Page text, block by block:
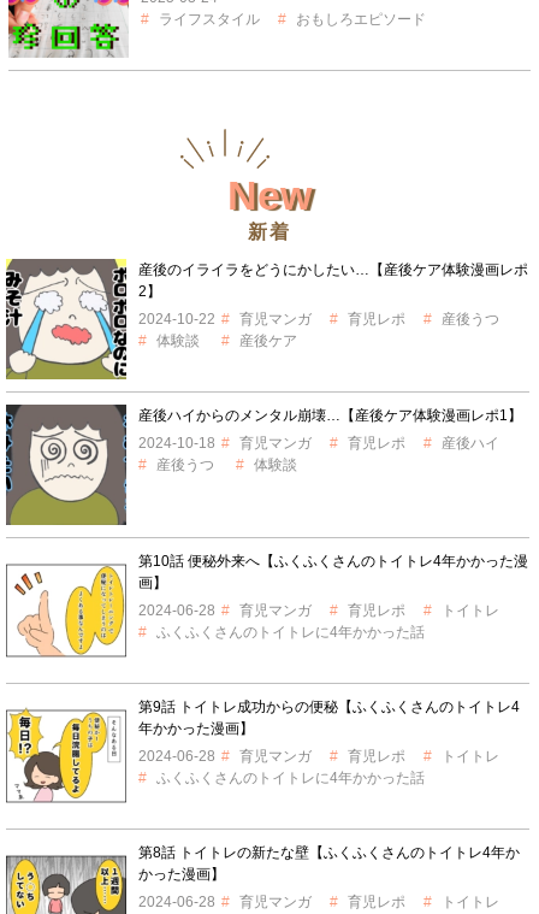
ライフスタイル
おもしろエピソード
New
新着
産後のイライラをどうにかしたい…【産後ケア体験漫画レポ
2】
2024-10-22
育児マンガ 育児レポ
産後うつ
体験談
産後ケア
産後ハイからのメンタル崩壊…【産後ケア体験漫画レポ1】
2024-10-18
育児マンガ 育児レポ
産後ハイ
産後うつ
体験談
第10話 便秘外来へ【ふくふくさんのトイトレ4年かかった漫
画】
2024-06-28
育児マンガ 育児レポ
トイトレ
ふくふくさんのトイトレに4年かかった話
第9話 トイトレ成功からの便秘【ふくふくさんのトイトレ4
年かかった漫画】
2024-06-28
育児マンガ 育児レポ
トイトレ
ふくふくさんのトイトレに4年かかった話
第8話 トイトレの新たな壁【ふくふくさんのトイトレ4年か
かった漫画】
2024-06-28
育児マンガ 育児レポ
トイトレ